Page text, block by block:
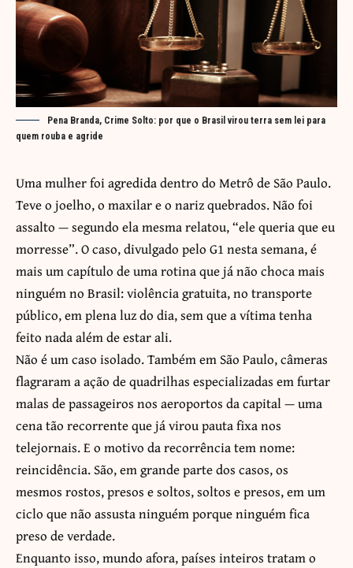
Pena Branda, Crime Solto: por que o Brasil virou terra sem lei para
quem rouba e agride
Uma mulher foi agredida dentro do Metrô de São Paulo.
Teve o joelho, o maxilar e o nariz quebrados. Não foi
assalto — segundo ela mesma relatou, “ele queria que eu
morresse”. O caso, divulgado pelo G1 nesta semana, é
mais um capítulo de uma rotina que já não choca mais
ninguém no Brasil: violência gratuita, no transporte
público, em plena luz do dia, sem que a vítima tenha
feito nada além de estar ali.
Não é um caso isolado. Também em São Paulo, câmeras
flagraram a ação de quadrilhas especializadas em furtar
malas de passageiros nos aeroportos da capital — uma
cena tão recorrente que já virou pauta fixa nos
telejornais. E o motivo da recorrência tem nome:
reincidência. São, em grande parte dos casos, os
mesmos rostos, presos e soltos, soltos e presos, em um
ciclo que não assusta ninguém porque ninguém fica
preso de verdade.
Enquanto isso, mundo afora, países inteiros tratam o